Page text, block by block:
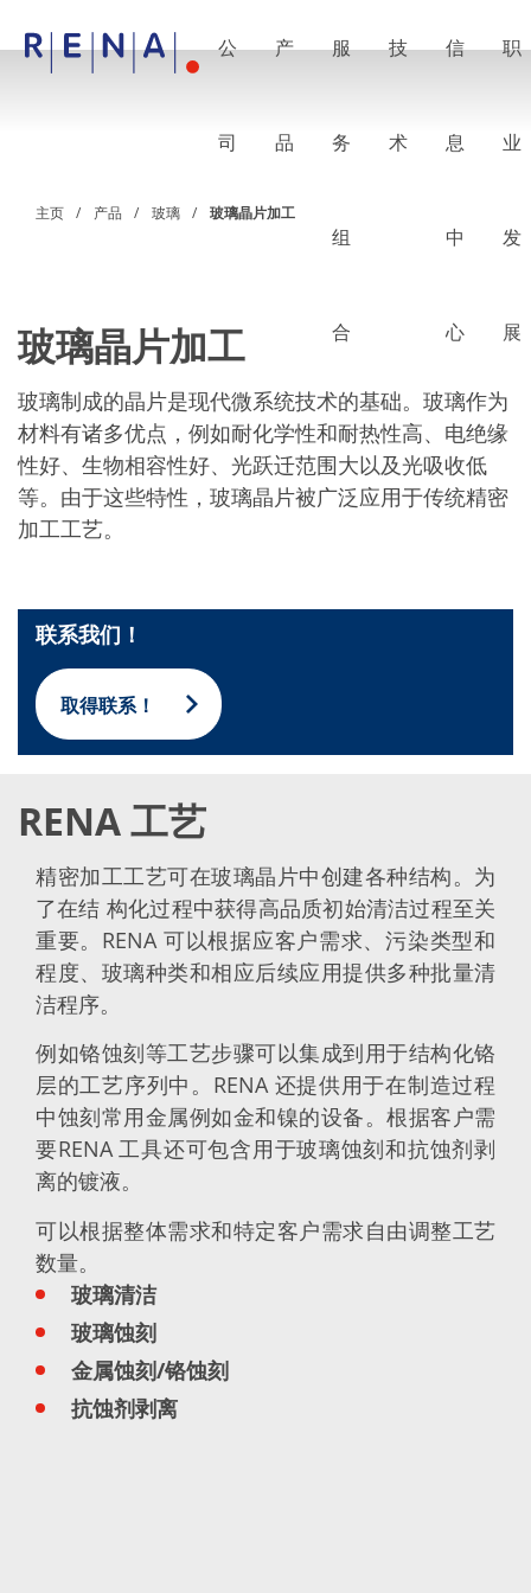
公
司
产
品
服
务
组
合
技
术
信
息
中
心
职
业
发
展
RENA Shanghai
批量喷淋
单晶圆加工
电镀
晶圆干燥
化学品输送系统
绿色能源
Wafer Batch
链式电池
批量处理式电池
护眼
玻璃
Through glass vias (TGV)
玻璃晶片加工
激光与蚀刻
定制解决方案
卷到卷
服务热线 和 服务中心
数字化服务
备件服务
设备升级
技术
技术中心
工艺技术
TruEtch - 金属蚀刻
SiEtch - KOH 蚀刻
纹理化腐蚀
电镀
晶圆剥离
Battery Technology
专有软件
FlowLogX - 智能连接平台
信息中心
下载中心
媒体聚焦
新闻
展会
RENA 作为雇主
主页 产品 玻璃 玻璃晶片加工
玻璃晶片加工
玻璃制成的晶片是现代微系统技术的基础。玻璃作为
材料有诸多优点，例如耐化学性和耐热性高、电绝缘
性好、生物相容性好、光跃迁范围大以及光吸收低
等。由于这些特性，玻璃晶片被广泛应用于传统精密
加工工艺。
联系我们！
取得联系！
RENA 工艺
精密加工工艺可在玻璃晶片中创建各种结构。为
了在结 构化过程中获得高品质初始清洁过程至关
重要。RENA 可以根据应客户需求、污染类型和
程度、玻璃种类和相应后续应用提供多种批量清
洁程序。
例如铬蚀刻等工艺步骤可以集成到用于结构化铬
层的工艺序列中。RENA 还提供用于在制造过程
中蚀刻常用金属例如金和镍的设备。根据客户需
要RENA 工具还可包含用于玻璃蚀刻和抗蚀剂剥
离的镀液。
可以根据整体需求和特定客户需求自由调整工艺
数量。
玻璃清洁
玻璃蚀刻
金属蚀刻/铬蚀刻
抗蚀剂剥离